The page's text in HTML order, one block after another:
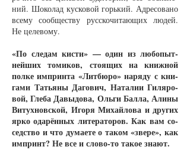
ний. Шо­ко­лад кус­ко­вой горь­кий. Ад­ре­со­ва­но
все­му со­об­щест­ву рус­ско­чи­та­ю­щих лю­дей.
Не це­ле­во­му.
«По сле­дам кис­ти» — один из лю­бо­пыт­
ней­ших то­ми­ков, сто­я­щих на книж­ной
пол­ке им­прин­та «Лит­бю­ро» на­ря­ду с кни­
га­ми Тать­я­ны Да­го­вич, На­та­лии Ги­ля­ро­
вой, Гле­ба Да­вы­до­ва, Оль­ги Бал­ла, Али­ны
Ви­тух­нов­ской, Иго­ря Ми­хай­ло­ва и дру­гих
яр­ко ода­рён­ных ли­те­ра­то­ров. Как вам со­
седст­во и что ду­ма­е­те о та­ком «зве­ре», как
им­принт? Не все и сло­во-то та­кое зна­ют.